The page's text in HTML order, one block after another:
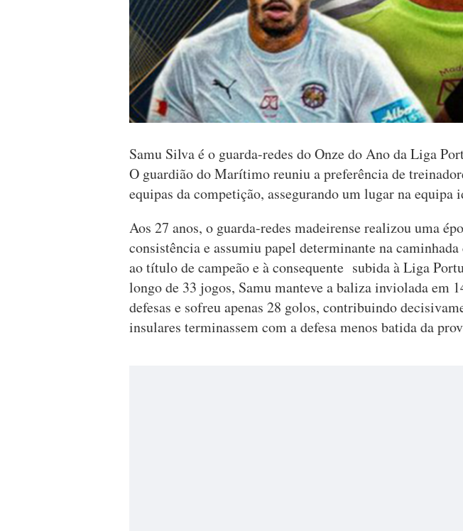
Samu Silva é o guarda-redes do Onze do Ano da Liga
O guardião do Marítimo reuniu a preferência de
equipas da competição, assegurando um lugar na equipa
Aos 27 anos, o guarda-redes madeirense realizou uma
consistência e assumiu papel determinante na
ao título de campeão e à consequente subida à Liga
longo de 33 jogos, Samu manteve a baliza inviolada em
defesas e sofreu apenas 28 golos, contribuindo
insulares terminassem com a defesa menos batida da